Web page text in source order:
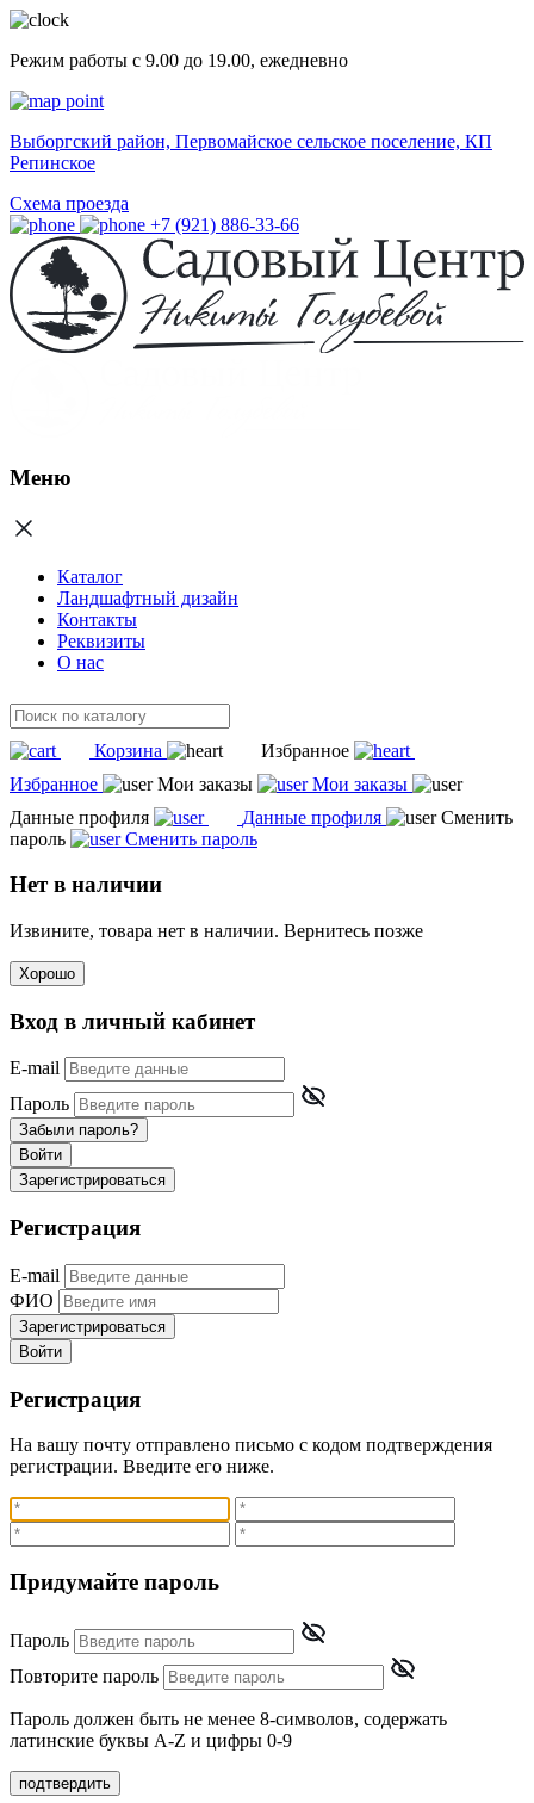
Режим работы с 9.00 до 19.00, ежедневно
Выборгский район, Первомайское сельское поселение, КП
Репинское
Схема проезда
+7 (921) 886-33-66
Меню
Каталог
Ландшафтный дизайн
Контакты
Реквизиты
О нас
Корзина
Избранное
Избранное
Мои заказы
Мои заказы
Данные профиля
Данные профиля
Сменить
пароль
Сменить пароль
Нет в наличии
Извините, товара нет в наличии. Вернитесь позже
Хорошо
Вход в личный кабинет
E-mail
Пароль
Забыли пароль?
Войти
Зарегистрироваться
Регистрация
E-mail
ФИО
Зарегистрироваться
Войти
Регистрация
На вашу почту отправлено письмо с кодом подтверждения
регистрации. Введите его ниже.
Придумайте пароль
Пароль
Повторите пароль
Пароль должен быть не менее 8-символов, содержать
латинские буквы A-Z и цифры 0-9
подтвердить